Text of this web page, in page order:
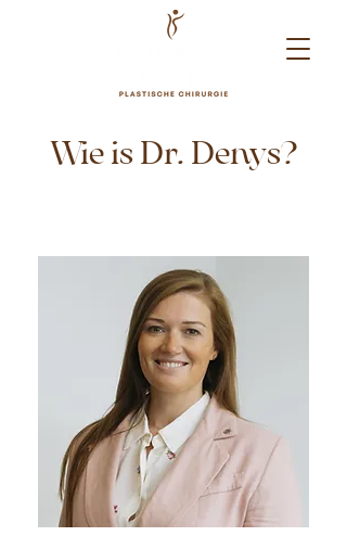
Wie is Dr. Denys?